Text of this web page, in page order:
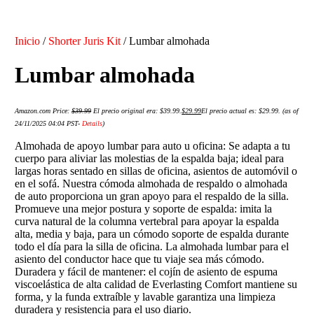
Inicio / Shorter Juris Kit / Lumbar almohada
Lumbar almohada
Amazon.com Price:$39.99 El precio original era: $39.99.$29.99El precio actual es: $29.99. (as of
24/11/2025 04:04 PST- Details)
Almohada de apoyo lumbar para auto u oficina: Se adapta a tu
cuerpo para aliviar las molestias de la espalda baja; ideal para
largas horas sentado en sillas de oficina, asientos de automóvil o
en el sofá. Nuestra cómoda almohada de respaldo o almohada
de auto proporciona un gran apoyo para el respaldo de la silla.
Promueve una mejor postura y soporte de espalda: imita la
curva natural de la columna vertebral para apoyar la espalda
alta, media y baja, para un cómodo soporte de espalda durante
todo el día para la silla de oficina. La almohada lumbar para el
asiento del conductor hace que tu viaje sea más cómodo.
Duradera y fácil de mantener: el cojín de asiento de espuma
viscoelástica de alta calidad de Everlasting Comfort mantiene su
forma, y la funda extraíble y lavable garantiza una limpieza
duradera y resistencia para el uso diario.